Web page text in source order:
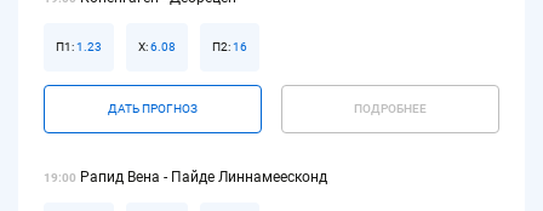
ДАТЬ ПРОГНОЗ
П1:1.23 Х:6.08 П2:16
ПОДРОБНЕЕ
19:00 Рапид Вена - Пайде Линнамеесконд